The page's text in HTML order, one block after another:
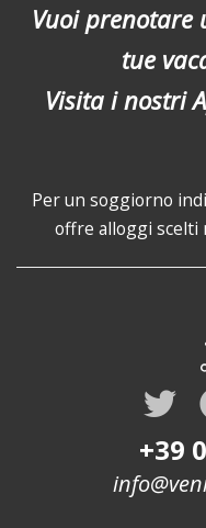
Vuoi prenotare
tue
Visita i nostri
Per un soggiorno
offre alloggi scelti
+39